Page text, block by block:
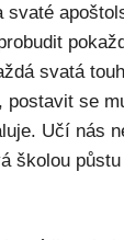
svatá
se
Učí nás
školou